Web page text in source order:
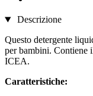
Descrizione
Questo detergente
per bambini. Contiene
ICEA.
Caratteristiche: